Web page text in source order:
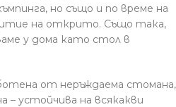
но също и по време на
на открито. Също така,
у дома като стол в
от неръждаема стомана,
– устойчива на всякакви